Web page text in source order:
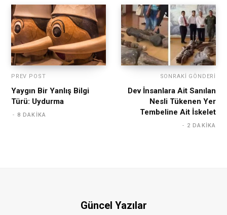
PREV POST
Yaygın Bir Yanlış Bilgi
Türü: Uydurma
8 DAKIKA
SONRAKI GÖNDERI
Dev İnsanlara Ait Sanılan
Nesli Tükenen Yer
Tembeline Ait İskelet
2 DAKIKA
Güncel Yazılar